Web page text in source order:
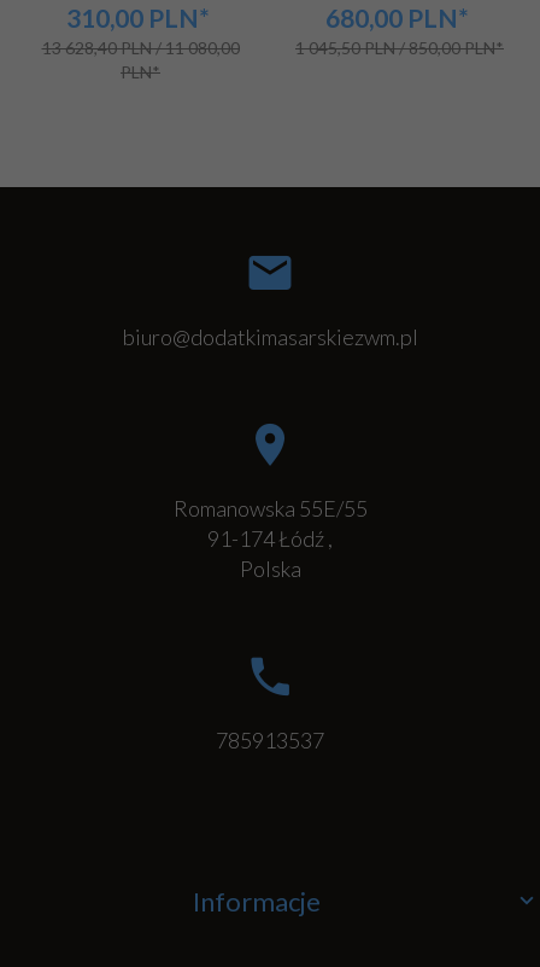
310,00 PLN*
13 628,40 PLN / 11 080,00
PLN*
680,00 PLN*
1 045,50 PLN / 850,00 PLN*
biuro@dodatkimasarskiezwm.pl
Romanowska 55E/55
91-174Łódź,
Polska
785913537
Informacje